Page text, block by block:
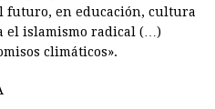
futuro, en educación, cultura
el islamismo radical (…)
climáticos».